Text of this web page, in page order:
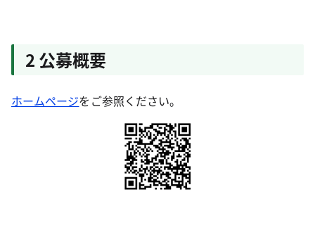
2 公募概要
ホームページをご参照ください。